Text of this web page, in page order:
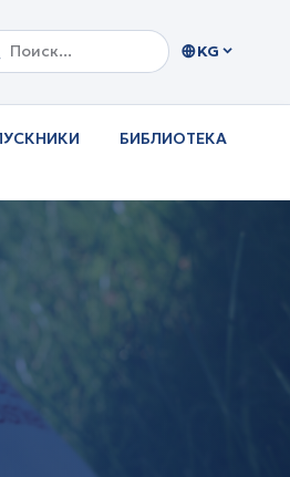
KG
БИБЛИОТЕКА